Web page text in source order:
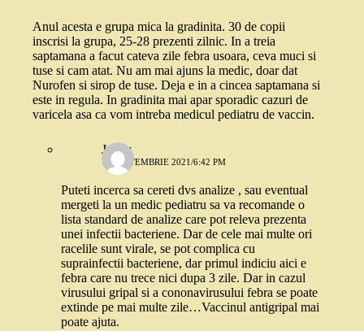
Anul acesta e grupa mica la gradinita. 30 de copii
inscrisi la grupa, 25-28 prezenti zilnic. In a treia
saptamana a facut cateva zile febra usoara, ceva muci si
tuse si cam atat. Nu am mai ajuns la medic, doar dat
Nurofen si sirop de tuse. Deja e in a cincea saptamana si
este in regula. In gradinita mai apar sporadic cazuri de
varicela asa ca vom intreba medicul pediatru de vaccin.
Jenny
16 SEPTEMBRIE 2021/6:42 PM
Puteti incerca sa cereti dvs analize , sau eventual
mergeti la un medic pediatru sa va recomande o
lista standard de analize care pot releva prezenta
unei infectii bacteriene. Dar de cele mai multe ori
racelile sunt virale, se pot complica cu
suprainfectii bacteriene, dar primul indiciu aici e
febra care nu trece nici dupa 3 zile. Dar in cazul
virusului gripal si a cononavirusului febra se poate
extinde pe mai multe zile…Vaccinul antigripal mai
poate ajuta.